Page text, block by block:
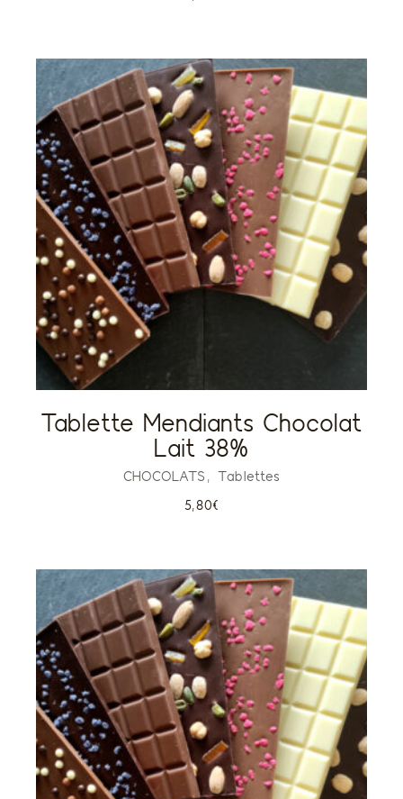
Tablette Mendiants Chocolat
Lait 38%
CHOCOLATS
Tablettes
5,80€